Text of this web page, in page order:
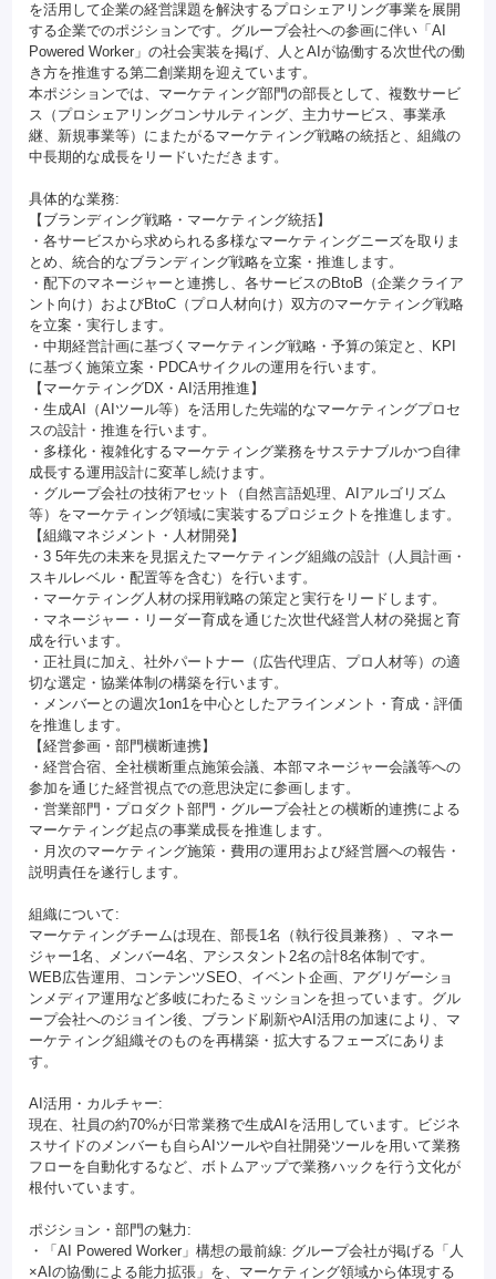
を活用して企業の経営課題を解決するプロシェアリング事業を展開
する企業でのポジションです。グループ会社への参画に伴い「AI
Powered Worker」の社会実装を掲げ、人とAIが協働する次世代の働
き方を推進する第二創業期を迎えています。
本ポジションでは、マーケティング部門の部長として、複数サービ
ス（プロシェアリングコンサルティング、主力サービス、事業承
継、新規事業等）にまたがるマーケティング戦略の統括と、組織の
中長期的な成長をリードいただきます。
具体的な業務:
【ブランディング戦略・マーケティング統括】
・各サービスから求められる多様なマーケティングニーズを取りま
とめ、統合的なブランディング戦略を立案・推進します。
・配下のマネージャーと連携し、各サービスのBtoB（企業クライア
ント向け）およびBtoC（プロ人材向け）双方のマーケティング戦略
を立案・実行します。
・中期経営計画に基づくマーケティング戦略・予算の策定と、KPI
に基づく施策立案・PDCAサイクルの運用を行います。
【マーケティングDX・AI活用推進】
・生成AI（AIツール等）を活用した先端的なマーケティングプロセ
スの設計・推進を行います。
・多様化・複雑化するマーケティング業務をサステナブルかつ自律
成長する運用設計に変革し続けます。
・グループ会社の技術アセット（自然言語処理、AIアルゴリズム
等）をマーケティング領域に実装するプロジェクトを推進します。
【組織マネジメント・人材開発】
・3 5年先の未来を見据えたマーケティング組織の設計（人員計画・
スキルレベル・配置等を含む）を行います。
・マーケティング人材の採用戦略の策定と実行をリードします。
・マネージャー・リーダー育成を通じた次世代経営人材の発掘と育
成を行います。
・正社員に加え、社外パートナー（広告代理店、プロ人材等）の適
切な選定・協業体制の構築を行います。
・メンバーとの週次1on1を中心としたアラインメント・育成・評価
を推進します。
【経営参画・部門横断連携】
・経営合宿、全社横断重点施策会議、本部マネージャー会議等への
参加を通じた経営視点での意思決定に参画します。
・営業部門・プロダクト部門・グループ会社との横断的連携による
マーケティング起点の事業成長を推進します。
・月次のマーケティング施策・費用の運用および経営層への報告・
説明責任を遂行します。
組織について:
マーケティングチームは現在、部長1名（執行役員兼務）、マネー
ジャー1名、メンバー4名、アシスタント2名の計8名体制です。
WEB広告運用、コンテンツSEO、イベント企画、アグリゲーショ
ンメディア運用など多岐にわたるミッションを担っています。グル
ープ会社へのジョイン後、ブランド刷新やAI活用の加速により、マ
ーケティング組織そのものを再構築・拡大するフェーズにありま
す。
AI活用・カルチャー:
現在、社員の約70%が日常業務で生成AIを活用しています。ビジネ
スサイドのメンバーも自らAIツールや自社開発ツールを用いて業務
フローを自動化するなど、ボトムアップで業務ハックを行う文化が
根付いています。
ポジション・部門の魅力:
・「AI Powered Worker」構想の最前線: グループ会社が掲げる「人
×AIの協働による能力拡張」を、マーケティング領域から体現する